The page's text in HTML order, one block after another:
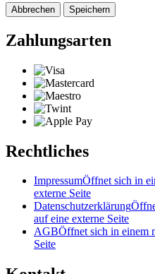
Abbrechen Speichern
Zahlungsarten
Rechtliches
ImpressumÖffnet sich in
externe Seite
Datenschutzerklärung
auf eine externe Seite
AGBÖffnet sich in einem
Seite